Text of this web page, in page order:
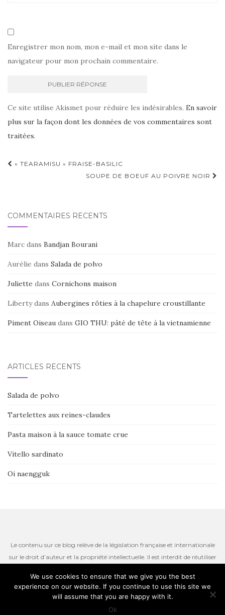
Enregistrer mon nom, mon e-mail et mon site dans le
navigateur pour mon prochain commentaire.
Ce site utilise Akismet pour réduire les indésirables. En savoir
plus sur la façon dont les données de vos commentaires sont
traitées.
Navigation
« TEARAMISU » FRAISE-BASILIC
SOUPE DE BOEUF AU POIVRE NOIR
COMMENTAIRES RÉCENTS
Marc dans Bandjan Bourani
Aurélie dans Salada de polvo
Juliette dans Cornichons maison
Libertydans Aubergines rôties à la chapelure croustillante
Piment Oiseau dans GIO THU: pâté de tête à la vietnamienne
ARTICLES RÉCENTS
Salada de polvo
Tartelettes aux reines-claudes
Pasta maison à la sauce tomate crue
Vitello sardinato
Oi naengguk
Le contenu sur ce blog relève de la législation française et internationale
sur le droit d’auteur et la propriété intellectuelle. Il est interdit de réutiliser
autres ressources iconographiques qui restent la propriété de l’auteur.
Thème par
Colorlib . Propulsé par WordPress
We use cookies to ensure that we give you the best
experience on our website. If you continue to use this site we
will assume that you are happy with it.
Ok